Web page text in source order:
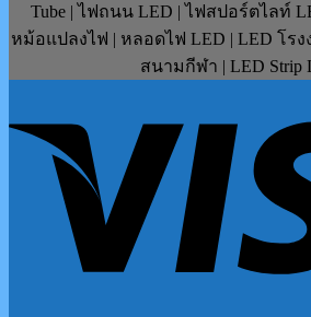
Tube | ไฟถนน LED | ไฟสปอร์ตไลท์
หม้อแปลงไฟ | หลอดไฟ LED | LED โร
สนามกีฬา | LED Strip